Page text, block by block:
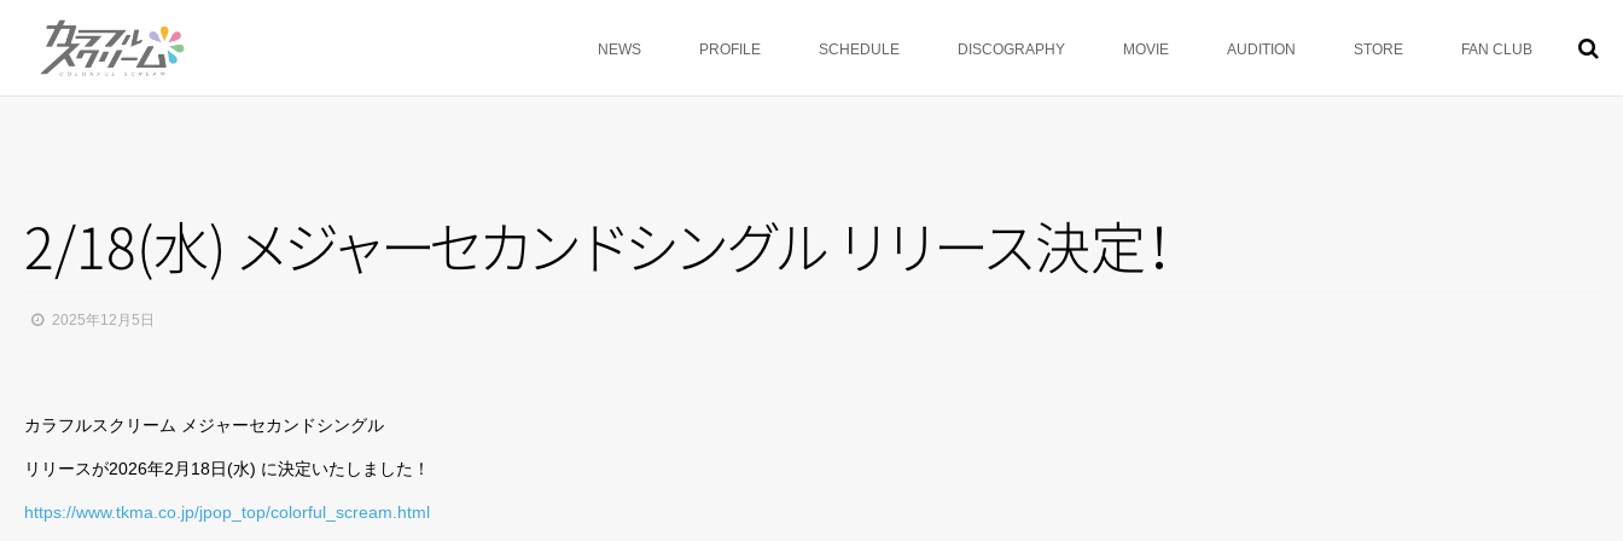
NEWS PROFILE SCHEDULE DISCOGRAPHY MOVIE AUDITION STORE FAN CLUB
2/18(水) メジャーセカンドシングル リ リ ース決定！
2025年12月5日
カラフルスクリーム メジャーセカンドシングル
リリースが2026年2月18日(水) に決定いたしました！
https://www.tkma.co.jp/jpop_top/colorful_scream.html